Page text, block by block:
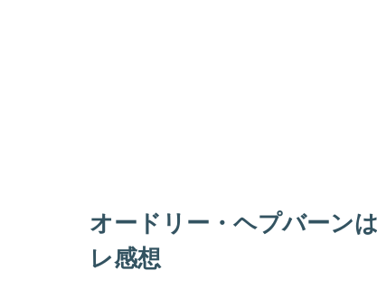
オードリー・ヘプバーン
レ感想